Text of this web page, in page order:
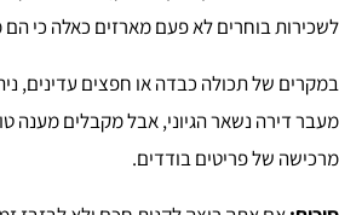
לשכירות בוחרים לא פעם מארזים כאלה כי
במקרים של תכולה כבדה או חפצים עדינים,
מעבר דירה נשאר הגיוני, אבל מקבלים מענה
מרכישה של פריטים בודדים.